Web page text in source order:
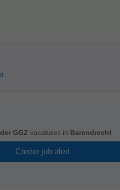
GGZ vacatures in Barendrecht